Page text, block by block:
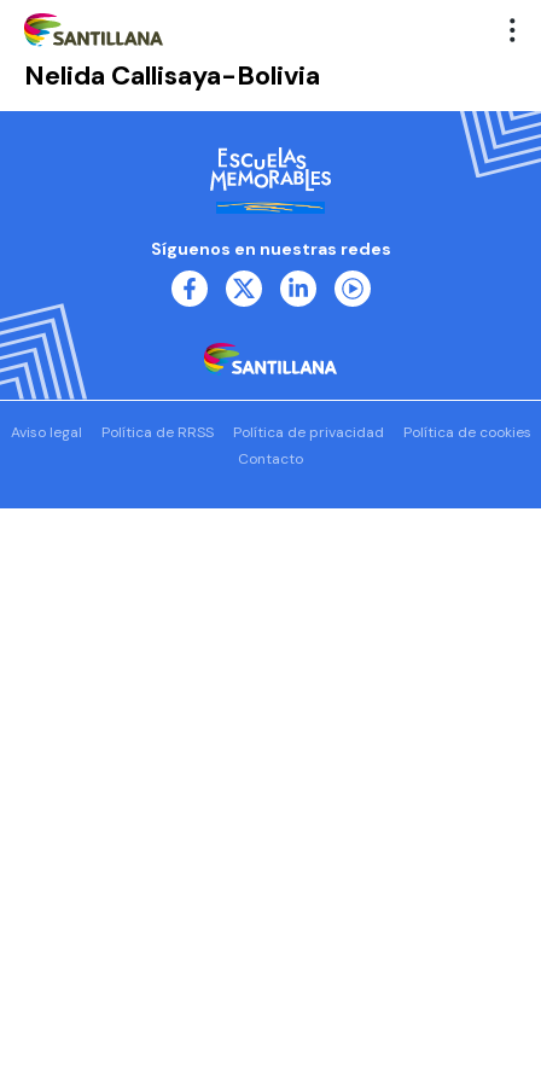
Nelida Callisaya-Bolivia
Síguenos en nuestras redes
Aviso legal Política de RRSS Política de privacidad
Política de cookies
Contacto